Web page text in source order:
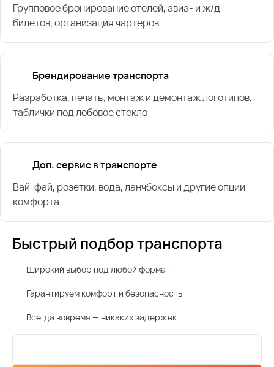
Групповое бронирование отелей, авиа- и ж/д
билетов, организация чартеров
Брендирование транспорта
Разработка, печать, монтаж и демонтаж логотипов,
таблички под лобовое стекло
Доп. сервис в транспорте
Вай-фай, розетки, вода, ланчбоксы и другие опции
комфорта
Быстрый подбор транспорта
Широкий выбор под любой формат
Гарантируем комфорт и безопасность
Всегда вовремя — никаких задержек